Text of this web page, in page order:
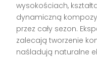
wysokościach,
dynamiczną
przez cały sezon.
zalecają tworzenie
naśladują naturalne